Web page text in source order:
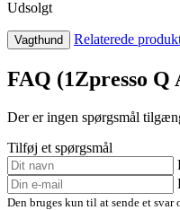
Udsolgt
Vagthund Relaterede
FAQ (1Zpresso
Der er ingen spørgsmål
Tilføj et spørgsmål
Den bruges kun til at sende et